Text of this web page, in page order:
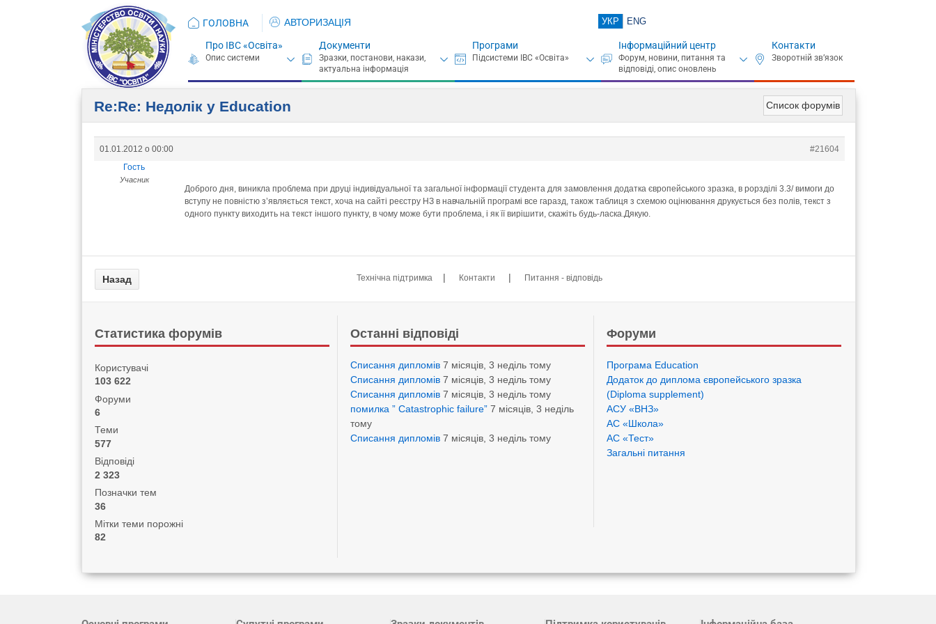
ГОЛОВНА АВТОРИЗАЦІЯ УКР ENG
Про ІВС «Освіта» Документи Програми Інформаційний центр Контакти
Список форумів
Re:Re: Недолік у Education
01.01.2012 о 00:00
#21604
Гость
Учасник
Доброго дня, виникла проблема при друці індивідуальної та загальної інформації студента для замовлення додатка європейського зразка, в рорзділі 3.3/ вимоги до
вступу не повністю з’являється текст, хоча на сайті реєстру НЗ в навчальній програмі все гаразд, також таблиця з схемою оцінювання друкується без полів, текст з
одного пункту виходить на текст іншого пункту, в чому може бути проблема, і як її вирішити, скажіть будь-ласка.Дякую.
Технічна підтримка | Контакти | Питання - відповідь
Статистика форумів
Користувачі
103 622
Форуми
6
Теми
577
Відповіді
2 323
Позначки тем
36
Мітки теми порожні
82
Останні відповіді
Списання дипломів 7 місяців, 3 неділь тому
Списання дипломів 7 місяців, 3 неділь тому
Списання дипломів 7 місяців, 3 неділь тому
помилка ” Catastrophic failure” 7 місяців, 3 неділь
тому
Списання дипломів 7 місяців, 3 неділь тому
Форуми
Програма Eduсation
Додаток до диплома європейського зразка
(Diploma supplement)
АСУ «ВНЗ»
АС «Школа»
АС «Тест»
Загальні питання